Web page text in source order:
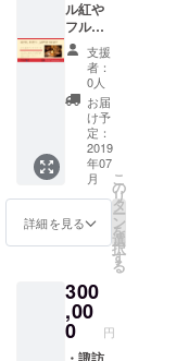
名入れ
(紅やマ
リーナ
にて展
示させ
て頂き
ます) ・
諏訪湖
カヤッ
クツ
アーご
招待ペ
アチ
ケット
・諏訪
ヤック
オリジ
ナルス
テッ
ル紅や
フル
コース
を一緒
に頂き
なが
ら、直
接お話
とお礼
をさせ
てくだ
さい ・
諏訪湖
カヤッ
クプロ
ション
動画に
てサン
クスク
支援
者：
0人
お届
け予
定：
2019
年07
月
詳細を見る
こ
の
リ
タ
ー
ン
を
選
択
す
る
300
,00
0 円